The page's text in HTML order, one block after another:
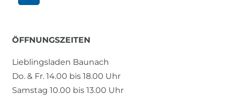
ÖFFNUNGSZEITEN
Lieblingsladen Baunach
Do. & Fr. 14.00 bis 18.00 Uhr
Samstag 10.00 bis 13.00 Uhr